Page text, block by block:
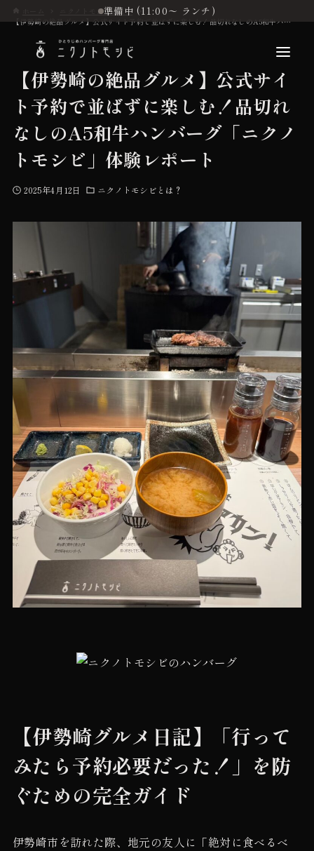
準備中 (11:00〜 ランチ)
こだわり
お品書き
初めての方へ
店舗情報
ニクノトモシビとは？
【伊勢崎の絶品グルメ】公式サイト予約で並ばずに楽しむ！品切れなしのA5和牛ハンバーグ「ニクノトモシビ」体験レポート
【伊勢崎の絶品グルメ】公式サイ
ト予約で並ばずに楽しむ！品切れ
なしのA5和牛ハンバーグ「ニクノ
トモシビ」体験レポート
2025年4月12日 ニクノトモシビとは？
【伊勢崎グルメ日記】「行って
みたら予約必要だった！」を防
ぐための完全ガイド
伊勢崎市を訪れた際、地元の友人に「絶対に食べるべ